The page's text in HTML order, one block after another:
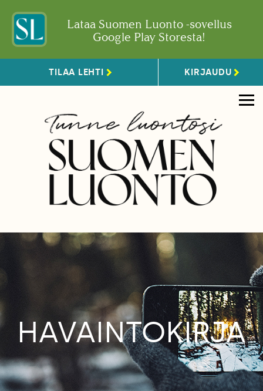
Lataa Suomen Luonto -sovellus
Google Play Storesta!
TILAA LEHTI KIRJAUDU
HAVAINTOKIRJA